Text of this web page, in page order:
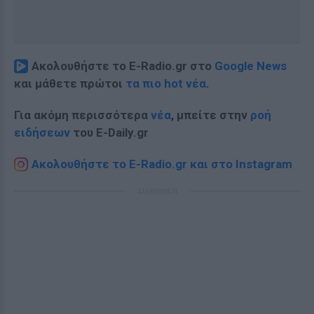
Ακολουθήστε το E-Radio.gr στο Google News
και μάθετε πρώτοι τα πιο hot νέα.
Για ακόμη περισσότερα νέα, μπείτε στην ροή
ειδήσεων του E-Daily.gr
Ακολουθήστε το E-Radio.gr και στο Instagram